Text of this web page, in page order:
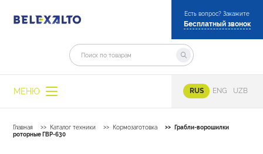
Есть вопрос? Закажите
Бесплатный звонок
МЕНЮ RUS ENG UZB
Главная Каталог техники Кормозаготовка
Грабли-ворошилки
роторные ГВР-630